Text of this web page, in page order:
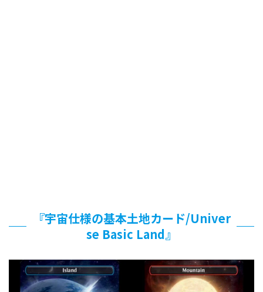
『宇宙仕様の基本土地カード/Univer
se Basic Land』